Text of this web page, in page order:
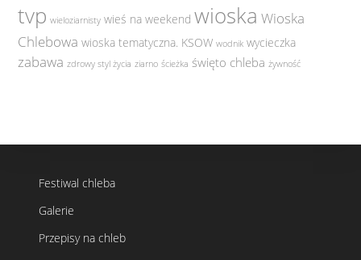
tvp wieloziarnisty wieś na weekend wioska Wioska
Chlebowa wioska tematyczna. KSOW wodnik wycieczka
zabawa zdrowy styl życia ziarno ścieżka święto chleba żywność
Festiwal chleba
Galerie
Przepisy na chleb